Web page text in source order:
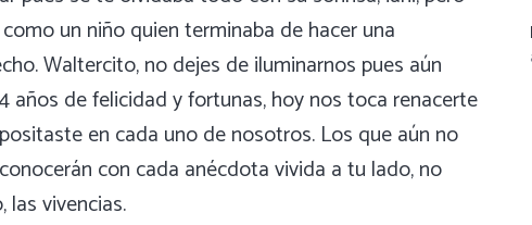
un niño quien terminaba de hacer una
Waltercito, no dejes de iluminarnos pues aún
años de felicidad y fortunas, hoy nos toca renacerte
en cada uno de nosotros. Los que aún no
con cada anécdota vivida a tu lado, no
vivencias.